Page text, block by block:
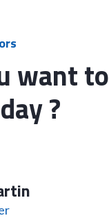
want to
?